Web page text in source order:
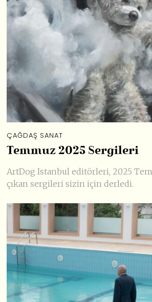
ÇAĞDAŞ SANAT
Temmuz 2025 Sergileri
ArtDog Istanbul editörleri, 2025
çıkan sergileri sizin için derledi.